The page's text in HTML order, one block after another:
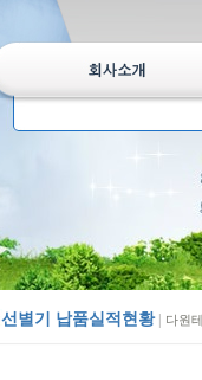
선별기 납품실적현황 다원